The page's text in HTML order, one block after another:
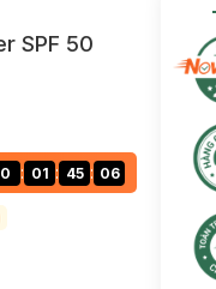
SPF 50
0 : 01 : 45 : 05